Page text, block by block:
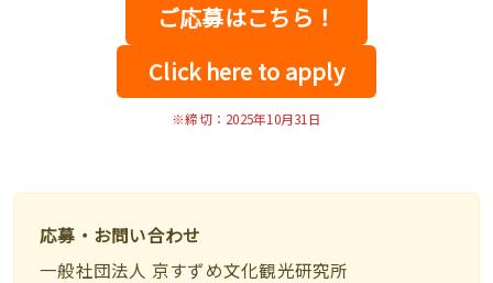
ご応募はこちら！
Click here to apply
※締切：2025年10月31日
応募・お問い合わせ
一般社団法人 京すずめ文化観光研究所